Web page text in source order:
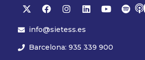
info@sietess.es
Barcelona: 935 339 900